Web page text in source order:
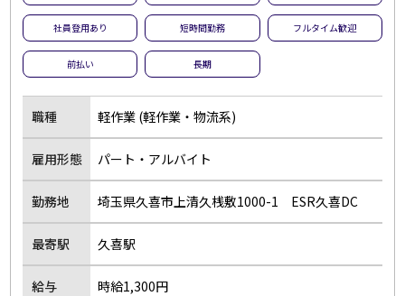
社員登用あり 短時間勤務 フルタイム歓迎
前払い 長期
職種 軽作業 (軽作業・物流系)
雇用形態 パート・アルバイト
勤務地 埼玉県久喜市上清久桟敷1000-1 ESR久喜DC
最寄駅 久喜駅
給与 時給1,300円